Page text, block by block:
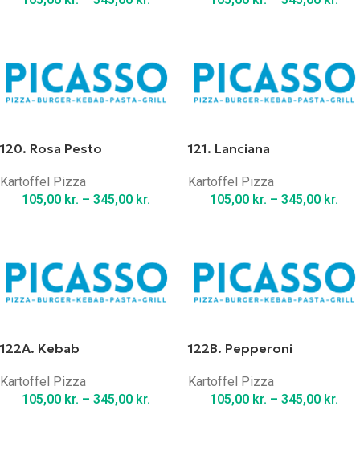
120. Rosa Pesto
Kartoffel Pizza
105,00 kr. – 345,00 kr.
121. Lanciana
Kartoffel Pizza
105,00 kr. – 345,00 kr.
122A. Kebab
Kartoffel Pizza
105,00 kr. – 345,00 kr.
122B. Pepperoni
Kartoffel Pizza
105,00 kr. – 345,00 kr.